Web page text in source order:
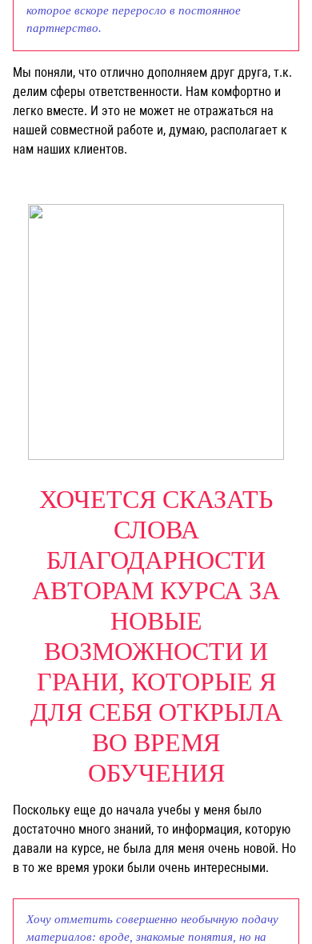
которое вскоре переросло в постоянное
партнерство.
Мы поняли, что отлично дополняем друг друга, т.к.
делим сферы ответственности. Нам комфортно и
легко вместе. И это не может не отражаться на
нашей совместной работе и, думаю, располагает к
нам наших клиентов.
ХОЧЕТСЯ СКАЗАТЬ
СЛОВА
БЛАГОДАРНОСТИ
АВТОРАМ КУРСА ЗА
НОВЫЕ
ВОЗМОЖНОСТИ И
ГРАНИ, КОТОРЫЕ Я
ДЛЯ СЕБЯ ОТКРЫЛА
ВО ВРЕМЯ
ОБУЧЕНИЯ
Поскольку еще до начала учебы у меня было
достаточно много знаний, то информация, которую
давали на курсе, не была для меня очень новой. Но
в то же время уроки были очень интересными.
Хочу отметить совершенно необычную подачу
материалов: вроде, знакомые понятия, но на